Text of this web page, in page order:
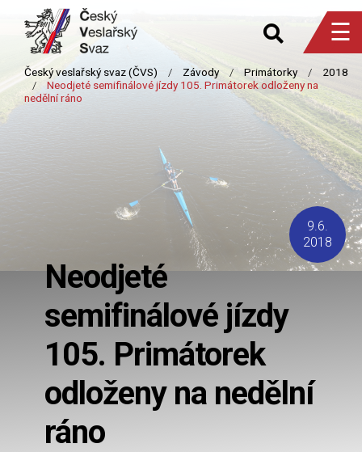
☰
Neodjeté
semifinálové jízdy
105. Primátorek
odloženy na nedělní
ráno
9.6.
2018